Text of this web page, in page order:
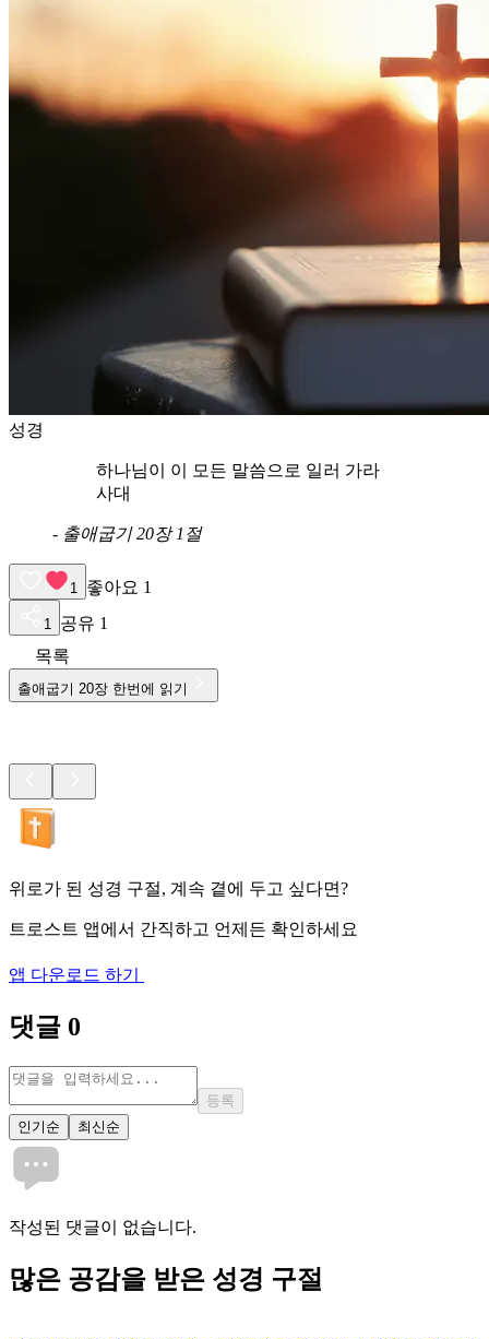
성경
하나님이 이 모든 말씀으로 일러 가라
사대
- 출애굽기 20장 1절
1 좋아요 1
1 공유 1
목록
출애굽기 20장 한번에 읽기
위로가 된 성경 구절, 계속 곁에 두고 싶다면?
트로스트 앱에서 간직하고 언제든 확인하세요
앱 다운로드 하기
댓글 0
등록
인기순
최신순
작성된 댓글이 없습니다.
많은 공감을 받은 성경 구절